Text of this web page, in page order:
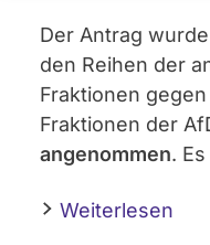
Der Antrag
den Reihen der
Fraktionen
Fraktionen der
angenommen.
Weiterlesen